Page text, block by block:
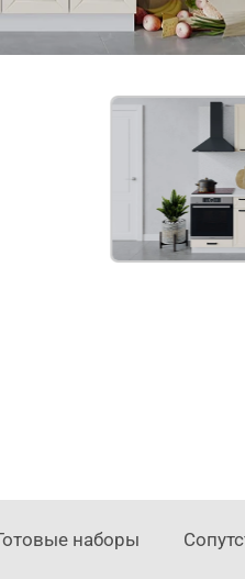
наборы